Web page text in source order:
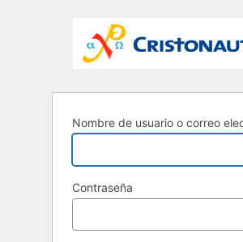
Nombre de usuario o correo
Contraseña